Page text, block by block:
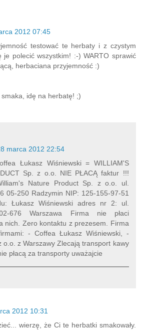
2012 07:45
testować te herbaty i z czystym
je polecić wszystkim! :-) WARTO sprawić
herbaciana przyjemność :)
smaka, idę na herbatę! ;)
marca 2012 22:54
Łukasz Wiśniewski = WILLIAM'S
Sp. z o.o. NIE PŁACĄ faktur !!!
Nature Product Sp. z o.o. ul.
05-250 Radzymin NIP: 125-155-97-51
Łukasz Wiśniewski adres nr 2: ul.
676 Warszawa Firma nie płaci
nich. Zero kontaktu z prezesem. Firma
- Coffea Łukasz Wiśniewski, -
o.o. z Warszawy Zlecają transport kawy
płacą za transporty uważajcie
2012 10:31
wierzę, że Ci te herbatki smakowały.